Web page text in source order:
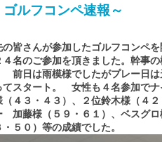
ルフコンペ速報～
皆さんが参加したゴルフコンペを
名のご参加を頂きました。幹事
前日は雨模様でしたがプレー日は
スタート。 女性も４名参加でナ
４３・４３）、２位鈴木様（４２
加藤様（５９・６１）、ベスグロ
５０）等の成績でした。